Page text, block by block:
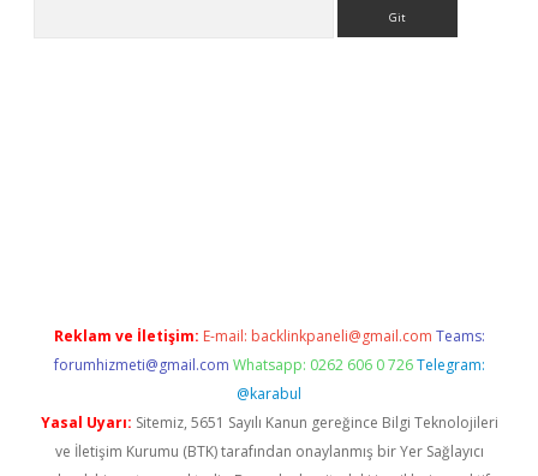
Reklam ve İletişim: E-mail: backlinkpaneli@gmail.com Teams:
forumhizmeti@gmail.com Whatsapp: 0262 606 0 726 Telegram:
@karabul
Yasal Uyarı: Sitemiz, 5651 Sayılı Kanun gereğince Bilgi Teknolojileri
ve İletişim Kurumu (BTK) tarafından onaylanmış bir Yer Sağlayıcı